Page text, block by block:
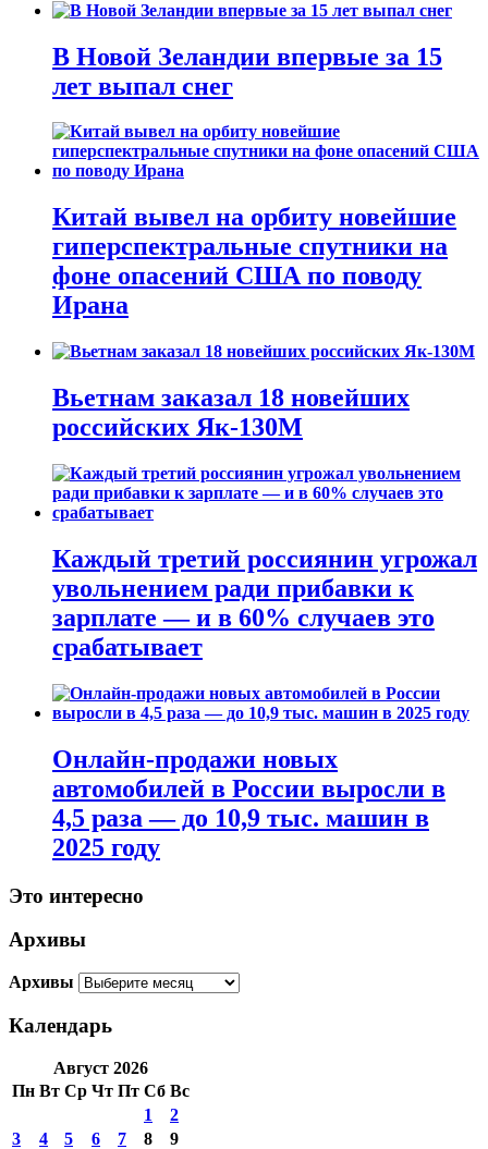
В Новой Зеландии впервые за 15
лет выпал снег
Китай вывел на орбиту новейшие
гиперспектральные спутники на
фоне опасений США по поводу
Ирана
Вьетнам заказал 18 новейших
российских Як-130М
Каждый третий россиянин угрожал
увольнением ради прибавки к
зарплате — и в 60% случаев это
срабатывает
Онлайн-продажи новых
автомобилей в России выросли в
4,5 раза — до 10,9 тыс. машин в
2025 году
Это интересно
Архивы
Архивы
Календарь
Август 2026
Пн Вт Ср Чт Пт Сб Вс
1
2
3
4 5 6 7 8
9